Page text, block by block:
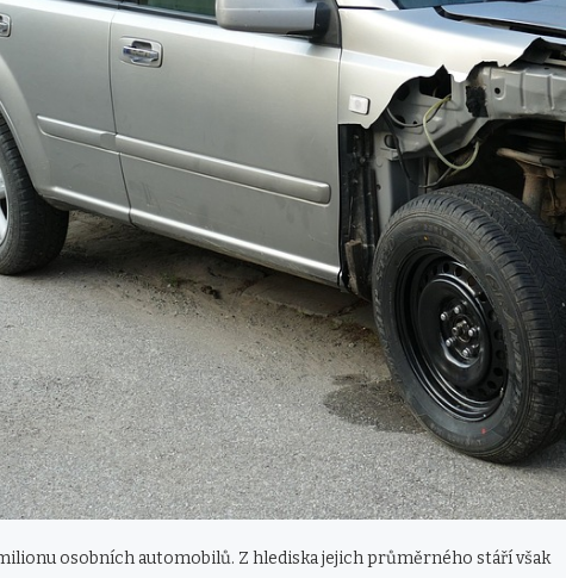
osobních automobilů. Z hlediska jejich průměrného stáří však